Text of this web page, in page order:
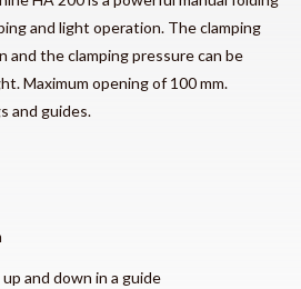
and light operation. The clamping
and the clamping pressure can be
Maximum opening of 100 mm.
and guides.
and down in a guide